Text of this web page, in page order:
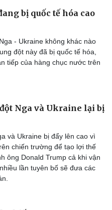
bị quốc tế hóa cao
- Ukraine không khác nào
đột này đã bị quốc tế hóa,
tiếp của hàng chục nước trên
Nga và Ukraine lại bị
và Ukraine bị đẩy lên cao vì
chiến trường để tạo lợi thế
ông Donald Trump cả khi vận
lần tuyên bố sẽ đưa các